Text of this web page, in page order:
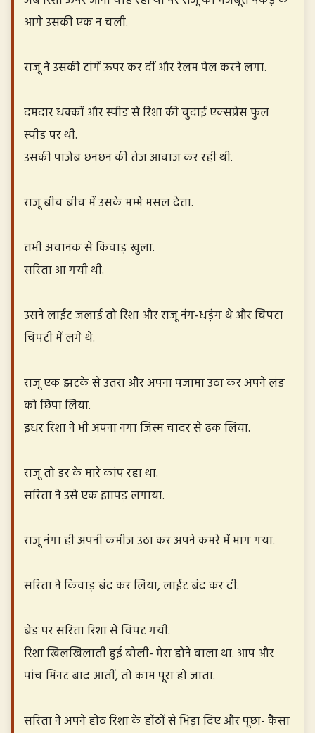
आगे उसकी एक न चली.
राजू ने उसकी टांगें ऊपर कर दीं और रेलम पेल करने लगा.
दमदार धक्कों और स्पीड से रिशा की चुदाई एक्सप्रेस फुल
स्पीड पर थी.
उसकी पाजेब छनछन की तेज आवाज कर रही थी.
राजू बीच बीच में उसके मम्मे मसल देता.
तभी अचानक से किवाड़ खुला.
सरिता आ गयी थी.
उसने लाईट जलाई तो रिशा और राजू नंग-धड़ंग थे और चिपटा
चिपटी में लगे थे.
राजू एक झटके से उतरा और अपना पजामा उठा कर अपने लंड
को छिपा लिया.
इधर रिशा ने भी अपना नंगा जिस्म चादर से ढक लिया.
राजू तो डर के मारे कांप रहा था.
सरिता ने उसे एक झापड़ लगाया.
राजू नंगा ही अपनी कमीज उठा कर अपने कमरे में भाग गया.
सरिता ने किवाड़ बंद कर लिया, लाईट बंद कर दी.
बेड पर सरिता रिशा से चिपट गयी.
रिशा खिलखिलाती हुई बोली- मेरा होने वाला था. आप और
पांच मिनट बाद आतीं, तो काम पूरा हो जाता.
सरिता ने अपने होंठ रिशा के होंठों से भिड़ा दिए और पूछा- कैसा